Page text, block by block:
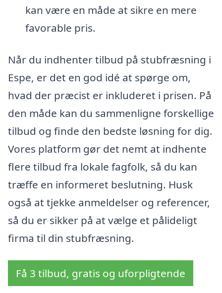
kan være en måde at sikre en mere
favorable pris.
Når du indhenter tilbud på stubfræsning i
Espe, er det en god idé at spørge om,
hvad der præcist er inkluderet i prisen. På
den måde kan du sammenligne forskellige
tilbud og finde den bedste løsning for dig.
Vores platform gør det nemt at indhente
flere tilbud fra lokale fagfolk, så du kan
træffe en informeret beslutning. Husk
også at tjekke anmeldelser og referencer,
så du er sikker på at vælge et pålideligt
firma til din stubfræsning.
Få 3 tilbud, gratis og uforpligtende